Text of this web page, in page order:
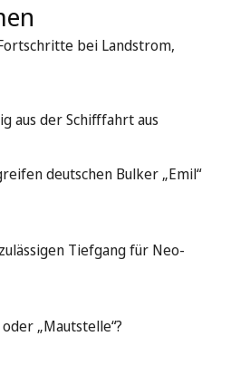
bei Landstrom,
aus der Schifffahrt aus
deutschen Bulker „Emil“
Tiefgang für Neo-
„Mautstelle“?